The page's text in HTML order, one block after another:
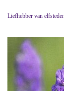
Liefhebber van